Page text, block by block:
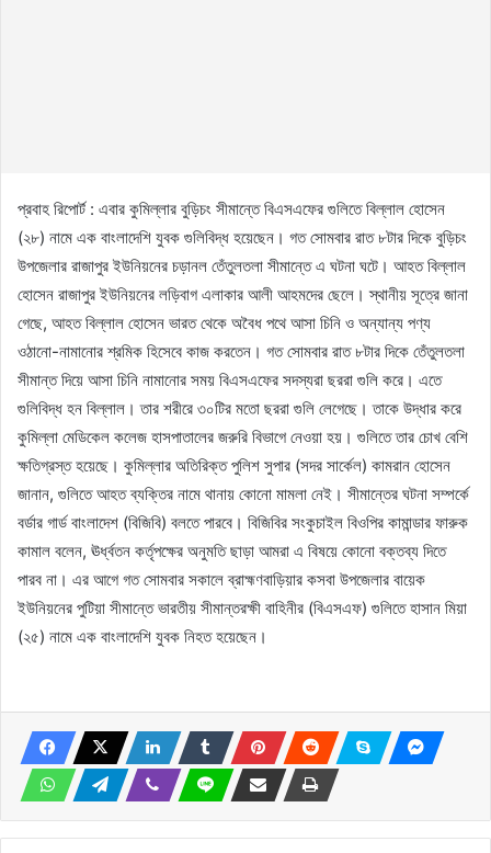
প্রবাহ রিপোর্ট : এবার কুমিল্লার বুড়িচং সীমান্তে বিএসএফের গুলিতে বিল্লাল হোসেন
(২৮) নামে এক বাংলাদেশি যুবক গুলিবিদ্ধ হয়েছেন। গত সোমবার রাত ৮টার দিকে বুড়িচং
উপজেলার রাজাপুর ইউনিয়নের চড়ানল তেঁতুলতলা সীমান্তে এ ঘটনা ঘটে। আহত বিল্লাল
হোসেন রাজাপুর ইউনিয়নের লড়িবাগ এলাকার আলী আহমদের ছেলে। স্থানীয় সূত্রে জানা
গেছে, আহত বিল্লাল হোসেন ভারত থেকে অবৈধ পথে আসা চিনি ও অন্যান্য পণ্য
ওঠানো-নামানোর শ্রমিক হিসেবে কাজ করতেন। গত সোমবার রাত ৮টার দিকে তেঁতুলতলা
সীমান্ত দিয়ে আসা চিনি নামানোর সময় বিএসএফের সদস্যরা ছররা গুলি করে। এতে
গুলিবিদ্ধ হন বিল্লাল। তার শরীরে ৩০টির মতো ছররা গুলি লেগেছে। তাকে উদ্ধার করে
কুমিল্লা মেডিকেল কলেজ হাসপাতালের জরুরি বিভাগে নেওয়া হয়। গুলিতে তার চোখ বেশি
ক্ষতিগ্রস্ত হয়েছে। কুমিল্লার অতিরিক্ত পুলিশ সুপার (সদর সার্কেল) কামরান হোসেন
জানান, গুলিতে আহত ব্যক্তির নামে থানায় কোনো মামলা নেই। সীমান্তের ঘটনা সম্পর্কে
বর্ডার গার্ড বাংলাদেশ (বিজিবি) বলতে পারবে। বিজিবির সংকুচাইল বিওপির কামান্ডার ফারুক
কামাল বলেন, ঊর্ধ্বতন কর্তৃপক্ষের অনুমতি ছাড়া আমরা এ বিষয়ে কোনো বক্তব্য দিতে
পারব না। এর আগে গত সোমবার সকালে ব্রাহ্মণবাড়িয়ার কসবা উপজেলার বায়েক
ইউনিয়নের পুটিয়া সীমান্তে ভারতীয় সীমান্তরক্ষী বাহিনীর (বিএসএফ) গুলিতে হাসান মিয়া
(২৫) নামে এক বাংলাদেশি যুবক নিহত হয়েছেন।